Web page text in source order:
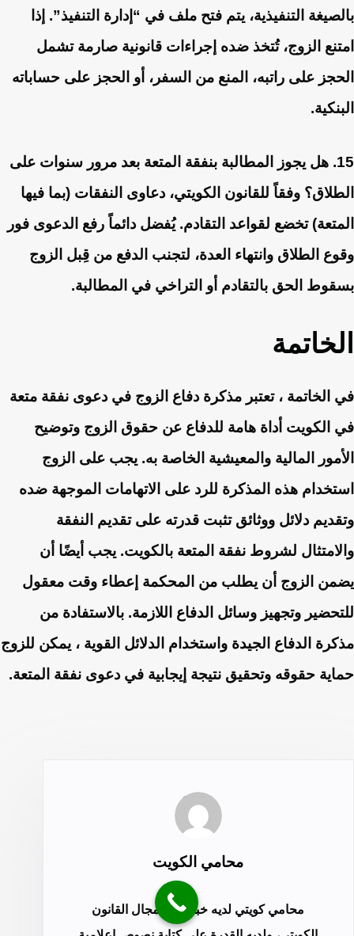
بالصيغة التنفيذية، يتم فتح ملف في “إدارة التنفيذ”. إذا
امتنع الزوج، تُتخذ ضده إجراءات قانونية صارمة تشمل
الحجز على راتبه، المنع من السفر، أو الحجز على حساباته
البنكية.
15. هل يجوز المطالبة بنفقة المتعة بعد مرور سنوات على
الطلاق؟ وفقاً للقانون الكويتي، دعاوى النفقات (بما فيها
المتعة) تخضع لقواعد التقادم. يُفضل دائماً رفع الدعوى فور
وقوع الطلاق وانتهاء العدة، لتجنب الدفع من قِبل الزوج
بسقوط الحق بالتقادم أو التراخي في المطالبة.
الخاتمة
في الخاتمة ، تعتبر مذكرة دفاع الزوج في دعوى نفقة متعة
في الكويت أداة هامة للدفاع عن حقوق الزوج وتوضيح
الأمور المالية والمعيشية الخاصة به. يجب على الزوج
استخدام هذه المذكرة للرد على الاتهامات الموجهة ضده
وتقديم دلائل ووثائق تثبت قدرته على تقديم النفقة
والامتثال لشروط نفقة المتعة بالكويت. يجب أيضًا أن
يضمن الزوج أن يطلب من المحكمة إعطاء وقت معقول
للتحضير وتجهيز وسائل الدفاع اللازمة. بالاستفادة من
مذكرة الدفاع الجيدة واستخدام الدلائل القوية ، يمكن للزوج
حماية حقوقه وتحقيق نتيجة إيجابية في دعوى نفقة المتعة.
محامي الكويت
محامي كويتي لديه خبرة في مجال القانون